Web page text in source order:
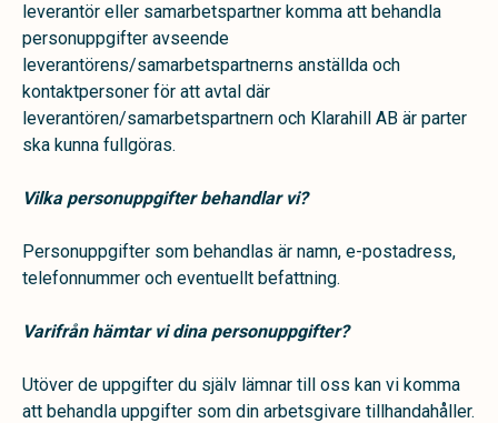
leverantör eller samarbetspartner komma att behandla
personuppgifter avseende
leverantörens/samarbetspartnerns anställda och
kontaktpersoner för att avtal där
leverantören/samarbetspartnern och Klarahill AB är parter
ska kunna fullgöras.
Vilka personuppgifter behandlar vi?
Personuppgifter som behandlas är namn, e-postadress,
telefonnummer och eventuellt befattning.
Varifrån hämtar vi dina personuppgifter?
Utöver de uppgifter du själv lämnar till oss kan vi komma
att behandla uppgifter som din arbetsgivare tillhandahåller.